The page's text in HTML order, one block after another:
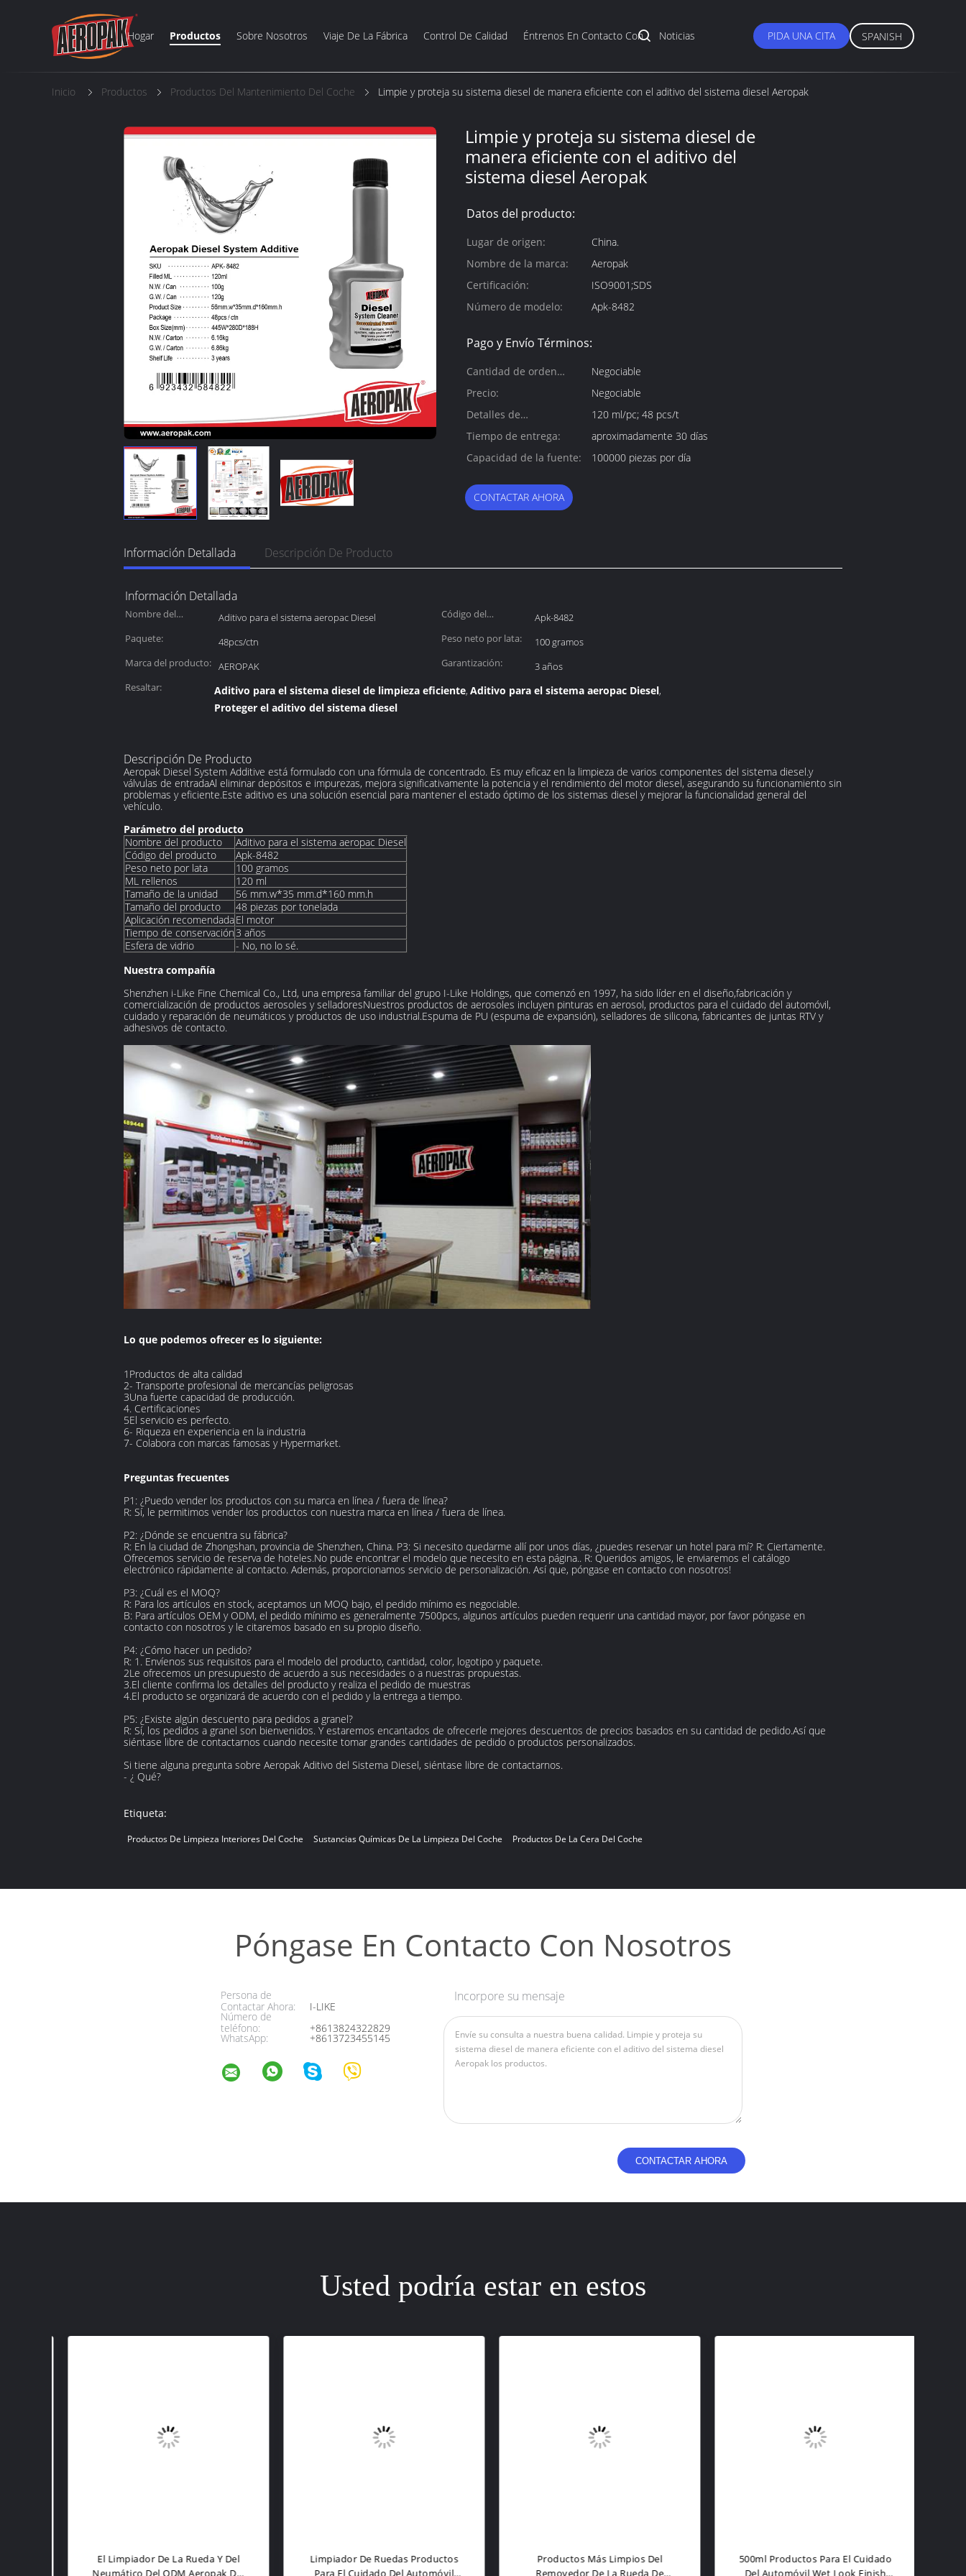
Hogar Productos Sobre Nosotros Viaje De La Fábrica Control De Calidad Éntrenos En Contacto Con Noticias PIDA UNA CITA SPANISH
Inicio Productos Productos Del Mantenimiento Del Coche Limpie y proteja su sistema diesel de manera eficiente con el aditivo del sistema diesel Aeropak
Limpie y proteja su sistema diesel de
manera eficiente con el aditivo del
sistema diesel Aeropak
Datos del producto:
Lugar de origen:
China.
Nombre de la marca:
Aeropak
Certificación:
ISO9001;SDS
Número de modelo:
Apk-8482
Pago y Envío Términos:
Cantidad de orden
mínima:
Negociable
Precio:
Negociable
Detalles de
empaquetado:
120 ml/pc; 48 pcs/t
Tiempo de entrega:
aproximadamente 30 días
Capacidad de la fuente:
100000 piezas por día
CONTACTAR AHORA
Información Detallada Descripción De Producto
Información Detallada
Nombre del
Aditivo para el sistema aeropac Diesel
Código del
Apk-8482
Paquete:
48pcs/ctn Peso neto por lata:
100 gramos
Marca del producto: AEROPAK Garantización:
3 años
Resaltar:
Aditivo para el sistema diesel de limpieza eficiente, Aditivo para el sistema aeropac Diesel,
Proteger el aditivo del sistema diesel
Descripción De Producto
Aeropak Diesel System Additive está formulado con una fórmula de concentrado. Es muy eficaz en la limpieza de varios componentes del sistema diesel.y
válvulas de entradaAl eliminar depósitos e impurezas, mejora significativamente la potencia y el rendimiento del motor diesel, asegurando su funcionamiento sin
problemas y eficiente.Este aditivo es una solución esencial para mantener el estado óptimo de los sistemas diesel y mejorar la funcionalidad general del
vehículo.
Parámetro del producto
Nombre del producto
Aditivo para el sistema aeropac Diesel
Código del producto
Apk-8482
Peso neto por lata
100 gramos
ML rellenos
120 ml
Tamaño de la unidad
56 mm.w*35 mm.d*160 mm.h
Tamaño del producto
48 piezas por tonelada
Aplicación recomendadaEl motor
Tiempo de conservación3 años
Esfera de vidrio
- No, no lo sé.
Nuestra compañía
Shenzhen i-Like Fine Chemical Co., Ltd, una empresa familiar del grupo I-Like Holdings, que comenzó en 1997, ha sido líder en el diseño,fabricación y
comercialización de productos aerosoles y selladoresNuestros productos de aerosoles incluyen pinturas en aerosol, productos para el cuidado del automóvil,
cuidado y reparación de neumáticos y productos de uso industrial.Espuma de PU (espuma de expansión), selladores de silicona, fabricantes de juntas RTV y
adhesivos de contacto.
Lo que podemos ofrecer es lo siguiente:
1Productos de alta calidad
2- Transporte profesional de mercancías peligrosas
3Una fuerte capacidad de producción.
4. Certificaciones
5El servicio es perfecto.
6- Riqueza en experiencia en la industria
7- Colabora con marcas famosas y Hypermarket.
Preguntas frecuentes
P1: ¿Puedo vender los productos con su marca en línea / fuera de línea?
R: Sí, le permitimos vender los productos con nuestra marca en línea / fuera de línea.
P2: ¿Dónde se encuentra su fábrica?
R: En la ciudad de Zhongshan, provincia de Shenzhen, China. P3: Si necesito quedarme allí por unos días, ¿puedes reservar un hotel para mí? R: Ciertamente.
Ofrecemos servicio de reserva de hoteles.No pude encontrar el modelo que necesito en esta página.. R: Queridos amigos, le enviaremos el catálogo
electrónico rápidamente al contacto. Además, proporcionamos servicio de personalización. Así que, póngase en contacto con nosotros!
P3: ¿Cuál es el MOQ?
R: Para los artículos en stock, aceptamos un MOQ bajo, el pedido mínimo es negociable.
B: Para artículos OEM y ODM, el pedido mínimo es generalmente 7500pcs, algunos artículos pueden requerir una cantidad mayor, por favor póngase en
contacto con nosotros y le citaremos basado en su propio diseño.
P4: ¿Cómo hacer un pedido?
R: 1. Envíenos sus requisitos para el modelo del producto, cantidad, color, logotipo y paquete.
2Le ofrecemos un presupuesto de acuerdo a sus necesidades o a nuestras propuestas.
3.El cliente confirma los detalles del producto y realiza el pedido de muestras
4.El producto se organizará de acuerdo con el pedido y la entrega a tiempo.
P5: ¿Existe algún descuento para pedidos a granel?
R: Sí, los pedidos a granel son bienvenidos. Y estaremos encantados de ofrecerle mejores descuentos de precios basados en su cantidad de pedido.Así que
siéntase libre de contactarnos cuando necesite tomar grandes cantidades de pedido o productos personalizados.
Si tiene alguna pregunta sobre Aeropak Aditivo del Sistema Diesel, siéntase libre de contactarnos.
- ¿ Qué?
Etiqueta:
Productos De Limpieza Interiores Del Coche Sustancias Químicas De La Limpieza Del Coche Productos De La Cera Del Coche
Póngase En Contacto Con Nosotros
Persona de
Contactar Ahora:
I-LIKE
Número de
teléfono:
+8613824322829
WhatsApp: +8613723455145
Incorpore su mensaje
Usted podría estar en estos
El Limpiador De La Rueda Y Del
Neumático Del ODM Aeropak Del
Limpiador De Ruedas Productos
Para El Cuidado Del Automóvil
Productos Más Limpios Del
Removedor De La Rueda De
500ml Productos Para El Cuidado
Del Automóvil Wet Look Finish